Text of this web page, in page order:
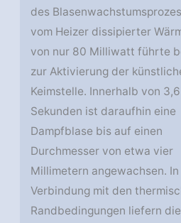
des
vom Heizer dissipierter
von nur 80 Milliwatt führte
zur Aktivierung der
Keimstelle. Innerhalb von 3,6
Sekunden ist daraufhin eine
Dampfblase bis auf einen
Durchmesser von etwa vier
Millimetern angewachsen. In
Verbindung mit den
Randbedingungen liefern die